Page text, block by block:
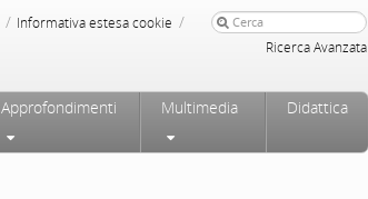
/ Informativa estesa cookie /
Ricerca Avanzata
Approfondimenti Multimedia Didattica